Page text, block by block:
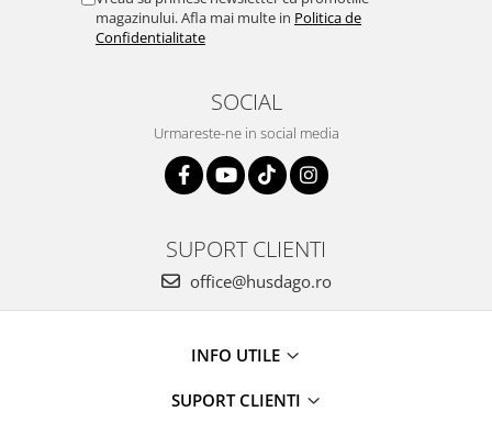
magazinului. Afla mai multe in Politica de
Confidentialitate
SOCIAL
Urmareste-ne in social media
SUPORT CLIENTI
office@husdago.ro
INFO UTILE
SUPORT CLIENTI